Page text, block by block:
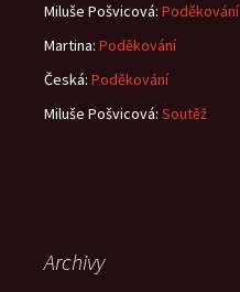
Miluše Pošvicová: Poděkování
Martina: Poděkování
Česká: Poděkování
Miluše Pošvicová: Soutěž
Archivy